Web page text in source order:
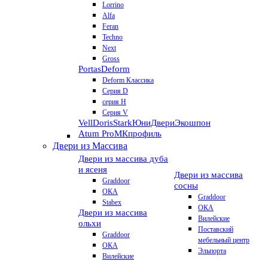
Lorrino
Alfa
Feran
Techno
Next
Gross
PortasDeform
Deform Классика
Серия D
серия H
Серия V
VellDorisStarkЮниДвериЭкошпон
Atum ProМКпрофиль
Двери из Массива
Двери из массива дуба
и ясеня
Graddoor
ОКА
Stabex
Двери из массива
ольхи
Graddoor
ОКА
Вилейские
Двери из массива
сосны
Graddoor
ОКА
Вилейские
Поставский
мебельный центр
Эльпорта